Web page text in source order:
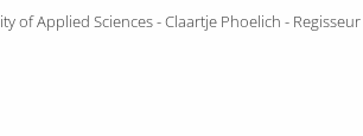
of Applied Sciences - Claartje Phoelich -